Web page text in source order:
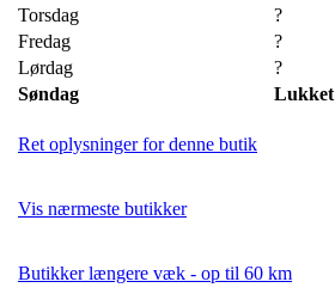
Torsdag
?
Fredag
?
Lørdag
?
Søndag
Lukket
Ret oplysninger for denne butik
Vis nærmeste butikker
Butikker længere væk - op til 60 km